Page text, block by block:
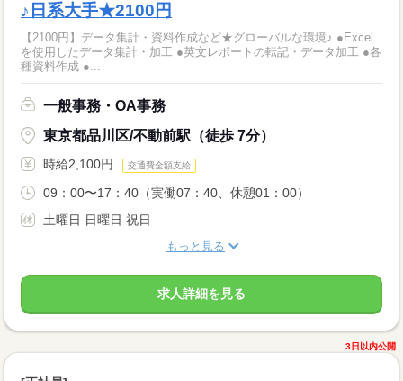
♪日系大手★2100円
【2100円】データ集計・資料作成など★グローバルな環境♪ ●Excel
を使用したデータ集計・加工 ●英文レポートの転記・データ加工 ●各
種資料作成 ●...
一般事務・OA事務
東京都品川区/不動前駅（徒歩 7分）
時給2,100円 交通費全額支給
09：00〜17：40（実働07：40、休憩01：00）
土曜日 日曜日 祝日
もっと見る
求人詳細を見る
3日以内公開